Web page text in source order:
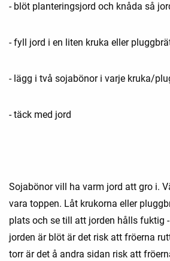
- blöt planteringsjord och knåda så
- fyll jord i en liten kruka eller
- lägg i två sojabönor i varje kruka/
- täck med jord
Sojabönor vill ha varm jord att gro i.
vara toppen. Låt krukorna eller
plats och se till att jorden hålls fuktig
jorden är blöt är det risk att fröerna
torr är det å andra sidan risk att